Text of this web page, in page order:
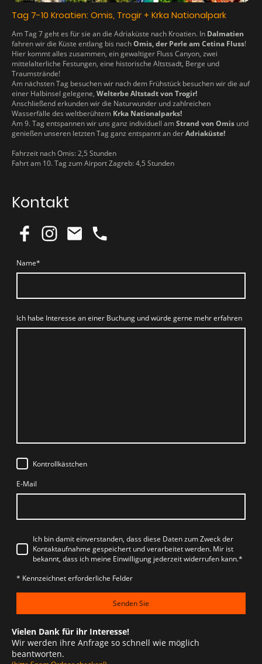
Tag 7-10 Kroatien: Omis, Trogir + Krka Nationalpark
Am Tag 7 geht es für sie an die Adriaküste nach Kroatien. In Dalmatien
fahren wir die Küste entlang bis nachOmis, der Perle am Cetina Fluss!
Hier kommt alles zusammen, ein gewaltiger Fluss Canyon, zwei
mittelalterliche Festungen, eine historische Altstsadt, Berge und
Traumstrände!
Am nächsten Tag besuchen wir nach dem Frühstück besuchen wir die auf
einer Halbinsel gelegene, Welterbe Altstadt von Trogir!
Anschließend erkunden wir die Naturwunder und zahlreichen
Wasserfälle des weltberühtem Krka Nationalparks!
Am 9. Tag entspannen wir uns ganz individuell amStrand von Omis und
genießen unseren letzten Tag ganz entspannt an derAdriaküste!
Fahrzeit nach Omis: 2,5 Stunden
Fahrt am 10. Tag zum Airport Zagreb: 4,5 Stunden
Kontakt
Vielen Dank für ihr Interesse!
Wir werden ihre Anfrage so schnell wie möglich
beantworten.
Name*
Ich habe Interesse an einer Buchung und würde gerne mehr erfahren
Kontrollkästchen
E-Mail
Ich bin damit einverstanden, dass diese Daten zum Zweck der
Kontaktaufnahme gespeichert und verarbeitet werden. Mir ist
bekannt, dass ich meine Einwilligung jederzeit widerrufen kann.*
* Kennzeichnet erforderliche Felder
Senden Sie